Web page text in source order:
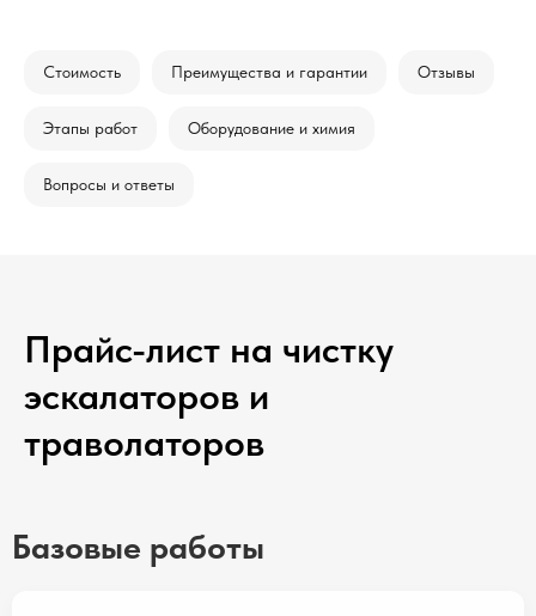
Стоимость Преимущества и гарантии Отзывы
Этапы работ Оборудование и химия
Вопросы и ответы
Прайс-лист на чистку
эскалаторов и
траволаторов
Базовые работы